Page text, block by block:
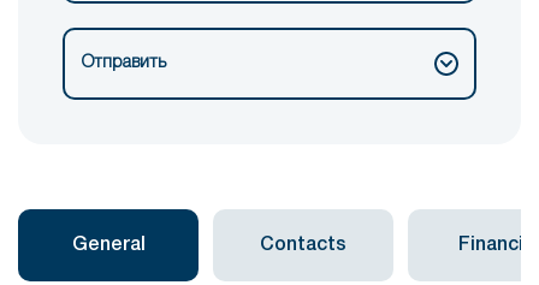
Отправить
General Contacts Financial